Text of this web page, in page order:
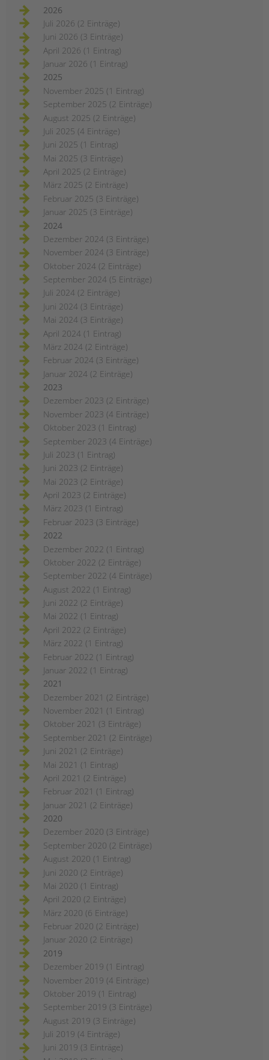
2026
Juli 2026 (2 Einträge)
Juni 2026 (3 Einträge)
April 2026 (1 Eintrag)
Januar 2026 (1 Eintrag)
2025
November 2025 (1 Eintrag)
September 2025 (2 Einträge)
August 2025 (2 Einträge)
Juli 2025 (4 Einträge)
Juni 2025 (1 Eintrag)
Mai 2025 (3 Einträge)
April 2025 (2 Einträge)
März 2025 (2 Einträge)
Februar 2025 (3 Einträge)
Januar 2025 (3 Einträge)
2024
Dezember 2024 (3 Einträge)
November 2024 (3 Einträge)
Oktober 2024 (2 Einträge)
September 2024 (5 Einträge)
Juli 2024 (2 Einträge)
Juni 2024 (3 Einträge)
Mai 2024 (3 Einträge)
April 2024 (1 Eintrag)
März 2024 (2 Einträge)
Februar 2024 (3 Einträge)
Januar 2024 (2 Einträge)
2023
Dezember 2023 (2 Einträge)
November 2023 (4 Einträge)
Oktober 2023 (1 Eintrag)
September 2023 (4 Einträge)
Juli 2023 (1 Eintrag)
Juni 2023 (2 Einträge)
Mai 2023 (2 Einträge)
April 2023 (2 Einträge)
März 2023 (1 Eintrag)
Februar 2023 (3 Einträge)
2022
Dezember 2022 (1 Eintrag)
Oktober 2022 (2 Einträge)
September 2022 (4 Einträge)
August 2022 (1 Eintrag)
Juni 2022 (2 Einträge)
Mai 2022 (1 Eintrag)
April 2022 (2 Einträge)
März 2022 (1 Eintrag)
Februar 2022 (1 Eintrag)
Januar 2022 (1 Eintrag)
2021
Dezember 2021 (2 Einträge)
November 2021 (1 Eintrag)
Oktober 2021 (3 Einträge)
September 2021 (2 Einträge)
Juni 2021 (2 Einträge)
Mai 2021 (1 Eintrag)
April 2021 (2 Einträge)
Februar 2021 (1 Eintrag)
Januar 2021 (2 Einträge)
2020
Dezember 2020 (3 Einträge)
September 2020 (2 Einträge)
August 2020 (1 Eintrag)
Juni 2020 (2 Einträge)
Mai 2020 (1 Eintrag)
April 2020 (2 Einträge)
März 2020 (6 Einträge)
Februar 2020 (2 Einträge)
Januar 2020 (2 Einträge)
2019
Dezember 2019 (1 Eintrag)
November 2019 (4 Einträge)
Oktober 2019 (1 Eintrag)
September 2019 (3 Einträge)
August 2019 (3 Einträge)
Juli 2019 (4 Einträge)
Juni 2019 (3 Einträge)